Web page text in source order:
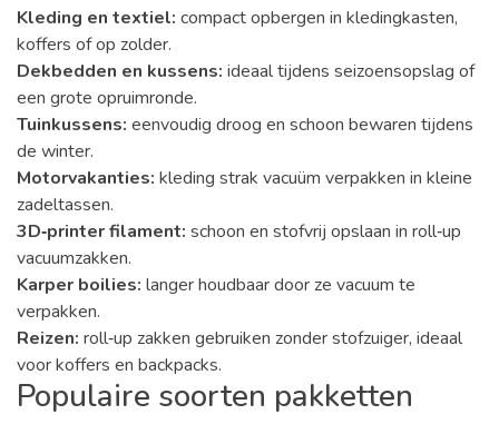
Kleding en textiel: compact opbergen in kledingkasten,
koffers of op zolder.
Dekbedden en kussens: ideaal tijdens seizoensopslag of
een grote opruimronde.
Tuinkussens: eenvoudig droog en schoon bewaren tijdens
de winter.
Motorvakanties: kleding strak vacuüm verpakken in kleine
zadeltassen.
3D‑printer filament: schoon en stofvrij opslaan in roll‑up
vacuumzakken.
Karper boilies: langer houdbaar door ze vacuum te
verpakken.
Reizen: roll‑up zakken gebruiken zonder stofzuiger, ideaal
voor koffers en backpacks.
Populaire soorten pakketten